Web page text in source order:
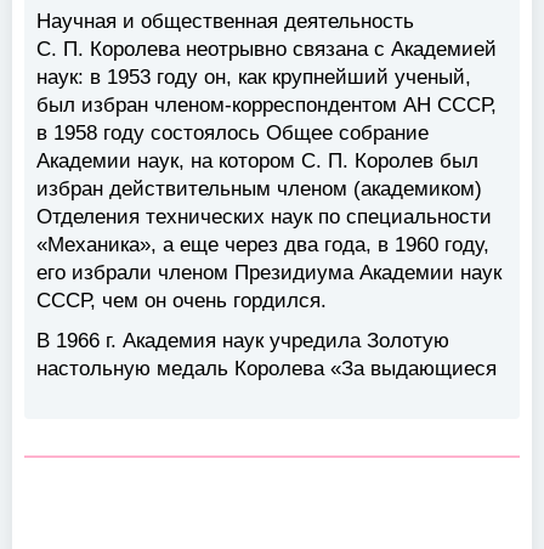
Научная и общественная деятельность
С. П. Королева неотрывно связана с Академией
наук: в 1953 году он, как крупнейший ученый,
был избран членом-корреспондентом АН СССР,
в 1958 году состоялось Общее собрание
Академии наук, на котором С. П. Королев был
избран действительным членом (академиком)
Отделения технических наук по специальности
«Механика», а еще через два года, в 1960 году,
его избрали членом Президиума Академии наук
СССР, чем он очень гордился.
В 1966 г. Академия наук учредила Золотую
настольную медаль Королева «За выдающиеся